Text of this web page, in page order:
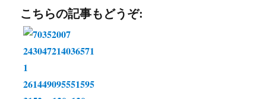
b
o
k
tn
e
o
p
L
共
有
こちらの記事もどうぞ: